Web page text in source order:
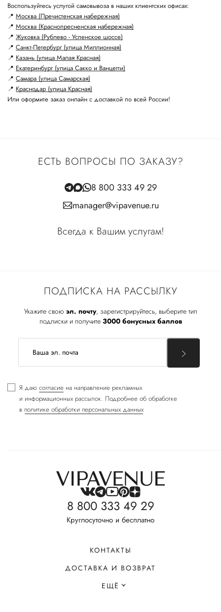
Воспользуйтесь услугой самовывоза в наших клиентских офисах:
📍 Москва (Пречистенская набережная)
📍 Москва (Краснопресненская набережная)
📍 Жуковка (Рублево - Успенское шоссе)
📍 Санкт-Петербург (улица Миллионная)
📍 Казань (улица Малая Красная)
📍 Екатеринбург (улица Сакко и Ванцетти)
📍 Самара (улица Самарская)
📍 Краснодар (улица Красная)
Или оформите заказ онлайн с доставкой по всей России!
ПОДПИСКА НА РАССЫЛКУ
Укажите свою эл. почту, зарегистрируйтесь, выберите тип
подписки и получите 3000 бонусных баллов
Я даю согласие на направление рекламных
и информационных рассылок. Подробнее об обработке
в политике обработки персональных данных
ЕСТЬ ВОПРОСЫ ПО ЗАКАЗУ?
8 800 333 49 29
manager@vipavenue.ru
Всегда к Вашим услугам!
8 800 333 49 29
Круглосуточно и бесплатно
КОНТАКТЫ
ДОСТАВКА И ВОЗВРАТ
ЕЩЁ